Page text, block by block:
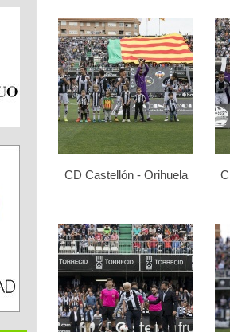
CD Castellón - Orihuela